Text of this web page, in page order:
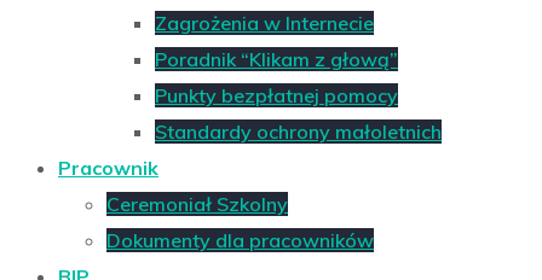
Zagrożenia w Internecie
Poradnik “Klikam z głową”
Punkty bezpłatnej pomocy
Standardy ochrony małoletnich
Pracownik
Ceremoniał Szkolny
Dokumenty dla pracowników